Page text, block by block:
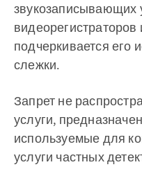
звукозаписывающих
видеорегистраторов
подчеркивается его
слежки.
Запрет не
услуги,
используемые для
услуги частных